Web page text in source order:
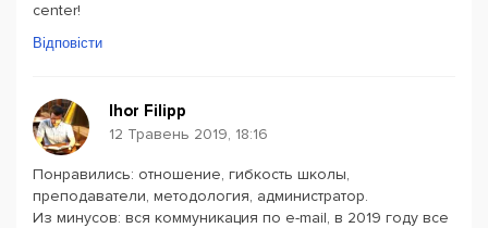
center!
Відповісти
Ihor Filipp
12 Травень 2019, 18:16
Понравились: отношение, гибкость школы,
преподаватели, методология, администратор.
Из минусов: вся коммуникация по e-mail, в 2019 году все